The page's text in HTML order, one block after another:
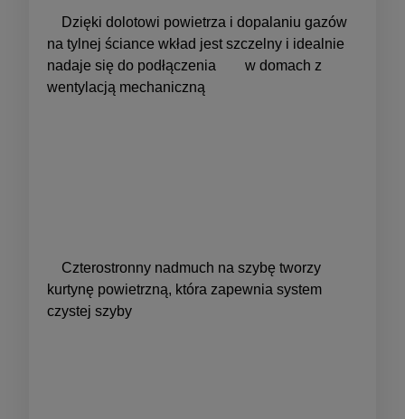
Dzięki dolotowi powietrza i dopalaniu gazów
na tylnej ściance wkład jest szczelny i idealnie
nadaje się do podłączenia w domach z
wentylacją mechaniczną
Czterostronny nadmuch na szybę tworzy
kurtynę powietrzną, która zapewnia system
czystej szyby